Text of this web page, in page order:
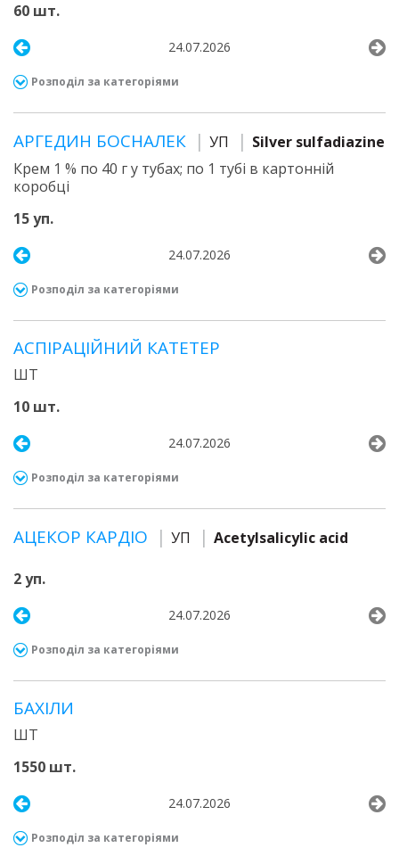
60 шт.
24.07.2026
Розподіл за категоріями
АРГЕДИН БОСНАЛЕК УП
Silver sulfadiazine
Крем 1 % по 40 г у тубах; по 1 тубі в картонній
коробці
15 уп.
24.07.2026
Розподіл за категоріями
АСПІРАЦІЙНИЙ КАТЕТЕР
ШТ
10 шт.
24.07.2026
Розподіл за категоріями
АЦЕКОР КАРДІО УП Acetylsalicylic acid
2 уп.
24.07.2026
Розподіл за категоріями
БАХІЛИ
ШТ
1550 шт.
24.07.2026
Розподіл за категоріями